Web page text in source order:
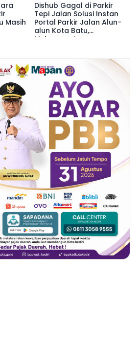
Masih
Dishub Gagal di Parkir
Tepi Jalan Solusi Instan
Portal Parkir Jalan Alun-
alun Kota Batu,
Melanggar!